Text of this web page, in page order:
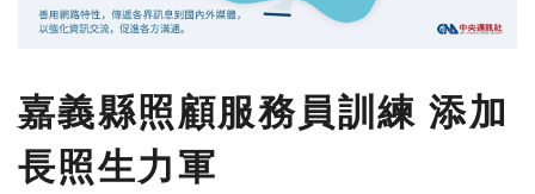
嘉義縣照顧服務員訓練 添加
長照生力軍